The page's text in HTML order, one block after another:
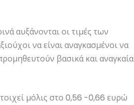
αυξάνονται οι τιμές των
να είναι αναγκασμένοι να
βασικά και αναγκαία
μόλις στο 0,56 -0,66 ευρώ